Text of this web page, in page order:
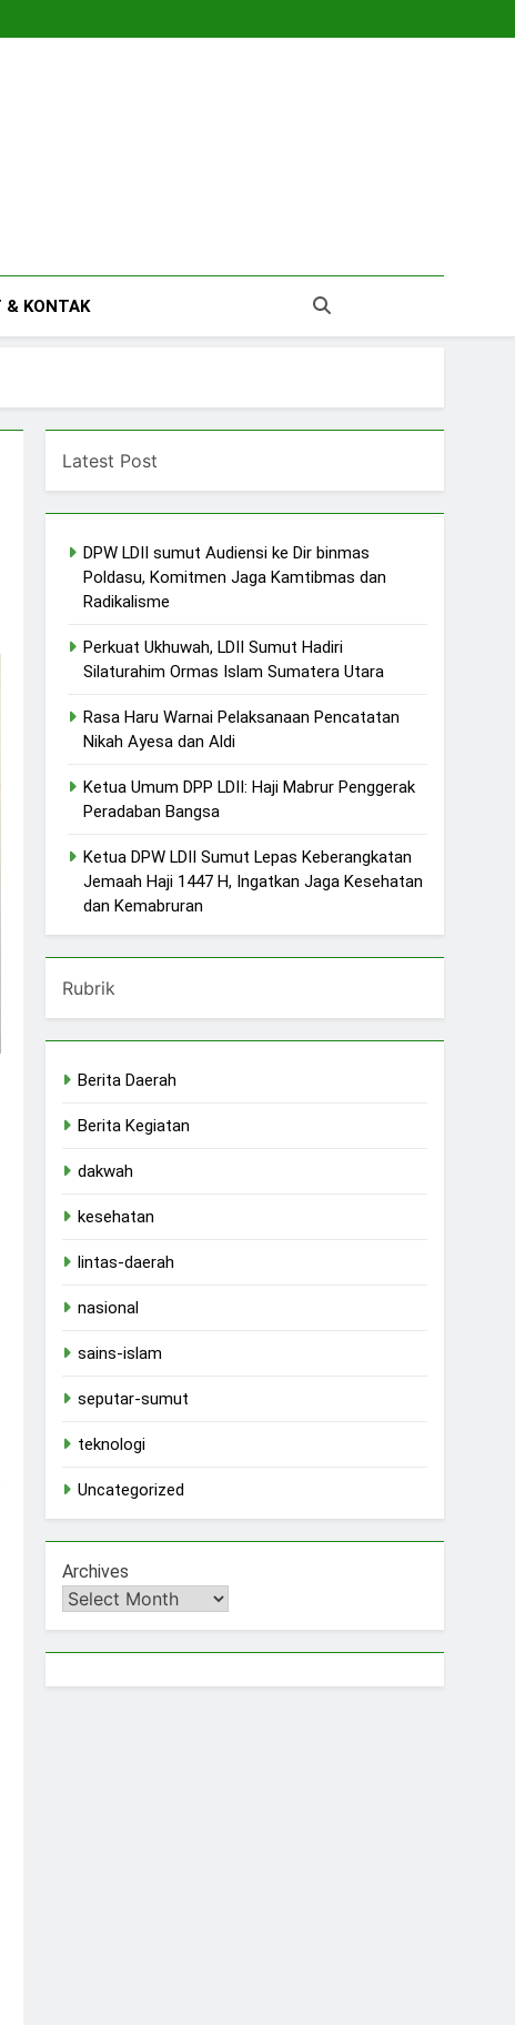
& KONTAK
Latest Post
DPW LDII sumut Audiensi ke Dir binmas
Poldasu, Komitmen Jaga Kamtibmas dan
Radikalisme
Perkuat Ukhuwah, LDII Sumut Hadiri
Silaturahim Ormas Islam Sumatera Utara
Rasa Haru Warnai Pelaksanaan Pencatatan
Nikah Ayesa dan Aldi
Ketua Umum DPP LDII: Haji Mabrur Penggerak
Peradaban Bangsa
Ketua DPW LDII Sumut Lepas Keberangkatan
Jemaah Haji 1447 H, Ingatkan Jaga Kesehatan
dan Kemabruran
Rubrik
Berita Daerah
Berita Kegiatan
dakwah
kesehatan
lintas-daerah
nasional
sains-islam
seputar-sumut
teknologi
Uncategorized
Archives